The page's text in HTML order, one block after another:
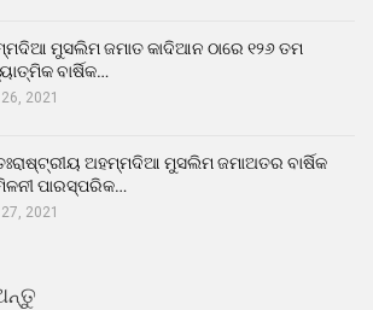
ମୁସଲିମ ଜମାତ କାଦିଆନ ଠାରେ ୧୨୬ ତମ
ବାର୍ଷିକ…
2021
ଅହମ୍ମଦିଆ ମୁସଲିମ ଜମାଅତର ବାର୍ଷିକ
ପାରସ୍ପରିକ…
2021